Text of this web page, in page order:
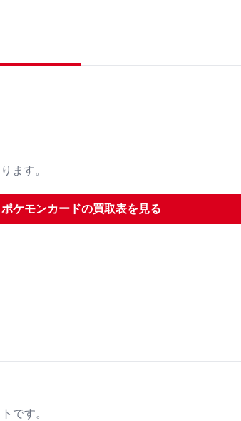
ます。
ポケモンカードの買取表を見る
です。